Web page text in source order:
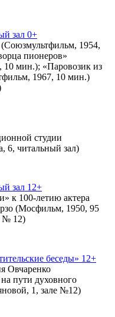
зал 0+
1954,
пионеров»
мин.); «Паровозик из
1967, 10 мин.)
студии
6, читальный зал)
зал 12+
к 100-летию актера
(Мосфильм, 1950, 95
№ 12)
беседы» 12+
Овчаренко
пути духовного
1, зале №12)